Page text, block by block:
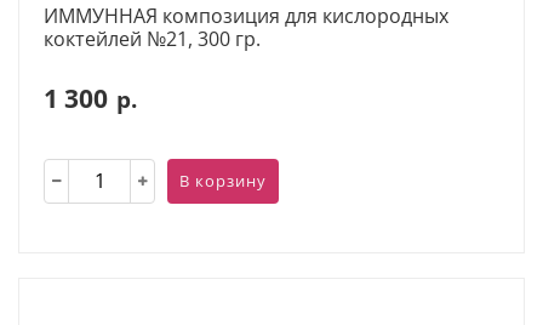
ИММУННАЯ композиция для кислородных
коктейлей №21, 300 гр.
1 300 р.
В корзину